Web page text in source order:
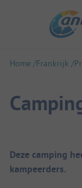
Home Frankrijk
Camping
Deze camping
kampeerders.